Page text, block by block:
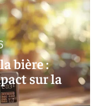
bière :
sur la